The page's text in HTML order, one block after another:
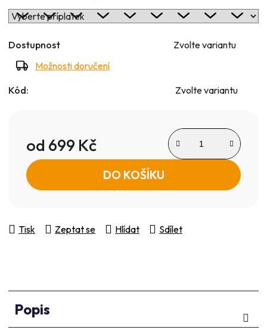
Dostupnost
Zvolte variantu
Možnosti doručení
Kód: Zvolte variantu
od 699 Kč
Měrná cena:
DO KOŠÍKU
Tisk Zeptat se Hlídat Sdílet
Popis